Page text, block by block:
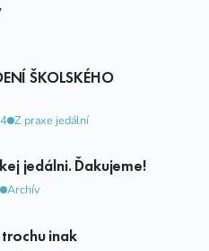
ŠKOLSKÉHO
Z praxe jedální
jedálni. Ďakujeme!
Archív
trochu inak